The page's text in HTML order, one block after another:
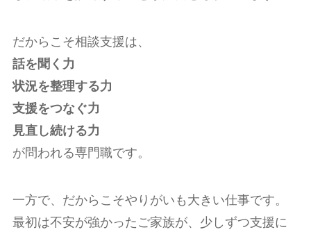
だからこそ相談支援は、
話を聞く力
状況を整理する力
支援をつなぐ力
見直し続ける力
が問われる専門職です。
一方で、だからこそやりがいも大きい仕事です。
最初は不安が強かったご家族が、少しずつ支援に